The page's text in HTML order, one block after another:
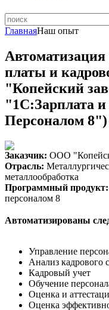
ГлавнаяНаш опыт
Автоматизация
платы и
"Копейский
"1С:Зарплата
Персоналом 8")
Заказчик: ООО
Отрасль:
металлообработка
Программный продукт:
персоналом 8
Автоматизированы
Управление
Анализ кадрового
Кадровый учет
Обучение
Оценка и
Оценка